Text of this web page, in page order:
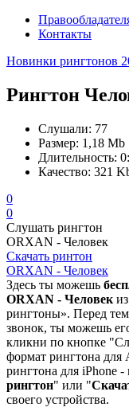
Контакты
Новинки рингтонов
Рингтон
Слушали: 77
Размер: 1,18 Mb
Длительность:
Качество: 321
0
0
Слушать рингтон
ORXAN - Человек
Скачать ринтон
ORXAN - Человек
Здесь ты можешь
ORXAN - Человек
рингтоны». Перед тем
звонок, ты можешь
кликни по кнопке
формат рингтона для
рингтона для iPhone
рингтон" или "
своего устройства.